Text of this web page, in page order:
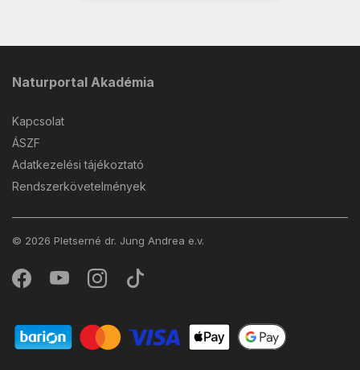
Naturportal Akadémia
Kapcsolat
ÁSZF
Adatkezelési tájékoztató
Rendszerkövetelmények
© 2026 Pletserné dr. Jung Andrea e.v.